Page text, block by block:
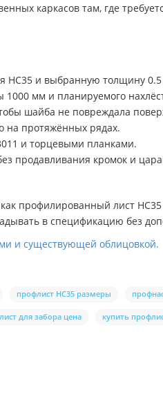
каркасов там, где
НС35 и выбранную толщину
1000 мм и планируемого
шайба не повреждала
на протяжённых рядах.
и торцевыми планками.
продавливания кромок и
профилированный лист
в спецификацию без
и существующей облицовкой.
профлист НС35 размеры
для забора цена купить